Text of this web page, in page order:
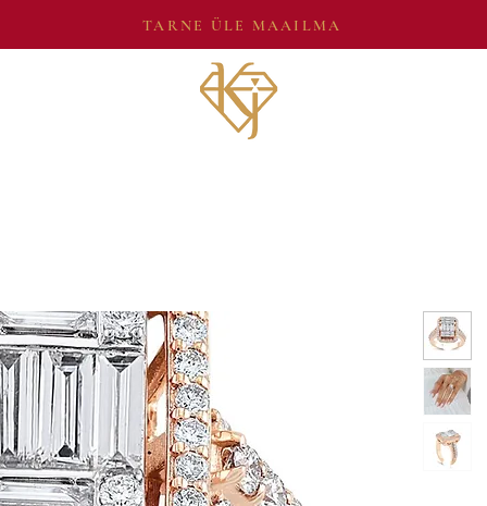
TARNE ÜLE MAAILMA